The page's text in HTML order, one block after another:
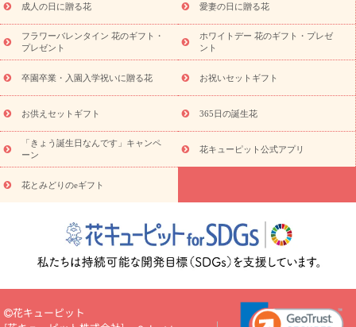
蘭・花鉢
ミディ胡蝶蘭・お祝い ミディ胡蝶蘭・お供え
の青色胡蝶蘭
観葉植物 観葉植物 産直多肉植物
プリザーブ
ドフラワー
お祝い お供え・お悔やみ 花とセットギフト
ミオーダー
プチギフト（hanamore -ハナモア-）
花とみどりの
eギフト
花キューピットのeGfit カラー ピンク
レンジ
レッド お花の種類 バラ ユリ トルコキキョウ
予
算から探す
お祝い お祝い・3000円～ お祝い・
お祝い・5000円～ お祝い・7000円～ お祝い・10000円～
お供え・お悔やみ
お供え・お悔やみ・3000円～
お供え・お
悔やみ・5000円～ お供え・お悔やみ・7000円～
お供え・お悔
やみ・10000円～
365日の誕生花カレンダー
開店・開業祝
お祝いを贈るときのマナー・
花キューピットのお祝いコラム一覧
誕生日のお花を「色
彩心理学」で選ぶ方法
結婚祝いの予算相場
出産祝いお役立ち情
転職祝いのマナー基礎知識
ペットのお祝いワンポイントアド
バイス
スタンド花（フラスタ）のマナー
お見舞いのマナーとル
お祝い花のマナー総まとめ
場上司や先輩へ贈るお祝い花の正解は？
開店祝いの花 選び方ガイ
成人の日に贈る花 愛妻の日に贈る花
フラワーバレンタイン 花のギフト・
プレゼント
ホワイトデー 花のギフト・プレゼ
ント
卒園卒業・入園入学祝いに贈る花 お祝いセットギフト
お供えセットギフト 365日の誕生花
「きょう誕生日なんです」キャンペ
ーン
花キューピット公式アプリ
花とみどりのeギフト
花キューピット